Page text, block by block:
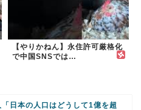
【やりかねん】永住許可厳格化
で中国SNSでは…
「日本の人口はどうして1億を超